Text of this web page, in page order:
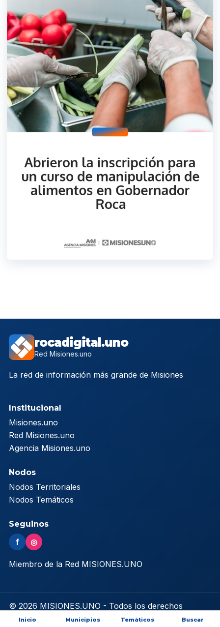
rocadigital.uno
Red Misiones.uno
La red de información más grande de Misiones
Institucional
Misiones.uno
Red Misiones.uno
Agencia Misiones.uno
Nodos
Nodos Territoriales
Nodos Temáticos
Seguinos
f ◎
Miembro de la Red MISIONES.UNO
© 2026 MISIONES.UNO - Todos los derechos
reservados
Inicio Municipios Temáticos Buscar